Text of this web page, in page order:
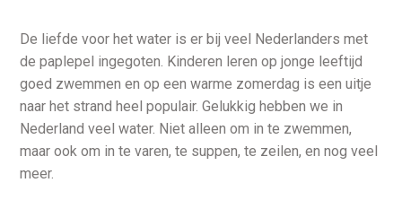
De liefde voor het water is er bij veel Nederlanders met
de paplepel ingegoten. Kinderen leren op jonge leeftijd
goed zwemmen en op een warme zomerdag is een uitje
naar het strand heel populair. Gelukkig hebben we in
Nederland veel water. Niet alleen om in te zwemmen,
maar ook om in te varen, te suppen, te zeilen, en nog veel
meer.